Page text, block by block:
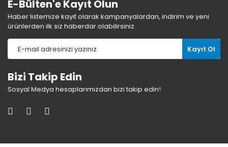
E-Bülten'e Kayıt Olun
Haber listemize kayıt olarak kampanyalardan, indirim ve yeni
ürünlerden ilk siz haberdar olabilirsiniz.
Kayıt Ol
Bizi Takip Edin
Sosyal Medya hesaplarımızdan bizi takip edin!